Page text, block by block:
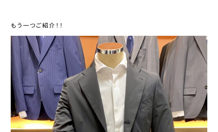
もう一つご紹介！！